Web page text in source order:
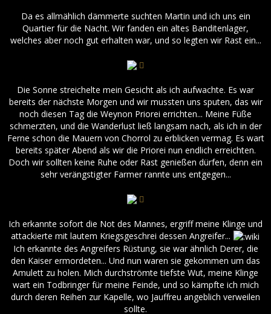
Da es allmählich dämmerte suchten Martin und ich uns ein
Quartier für die Nacht. Wir fanden ein altes Banditenlager,
welches aber noch gut erhalten war, und so legten wir Rast ein...
Die Sonne streichelte mein Gesicht als ich aufwachte. Es war
bereits der nächste Morgen und wir mussten uns sputen, das wir
noch diesen Tag die Weynon Priorei errichten... Meine Füße
schmerzten, und die Wanderlust ließ langsam nach, als ich in der
Ferne schon die Mauern von Chorrol zu erblicken vermag. Es wart
bereits später Abend als wir die Priorei nun endlich erreichten.
Doch wir sollten keine Ruhe oder Rast genießen dürfen, denn ein
sehr verängstigter Farmer rannte uns entgegen...
Ich erkannte sofort die Not des Mannes, ergriff meine Klinge und
attackierte mit lautem Kriegsgeschrei dessen Angreifer...
Ich erkannte des Angreifers Rüstung, sie war ähnlich Derer, die
den Kaiser ermordeten... Und nun waren sie gekommen um das
Amulett zu holen. Mich durchströmte tiefste Wut, meine Klinge
wart ein Todbringer für meine Feinde, und so kämpfte ich mich
durch deren Reihen zur Kapelle, wo Jauffreu angeblich verweilen
sollte.